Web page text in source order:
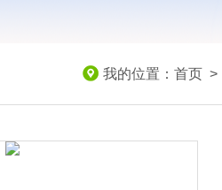
我的位置： 首页 >